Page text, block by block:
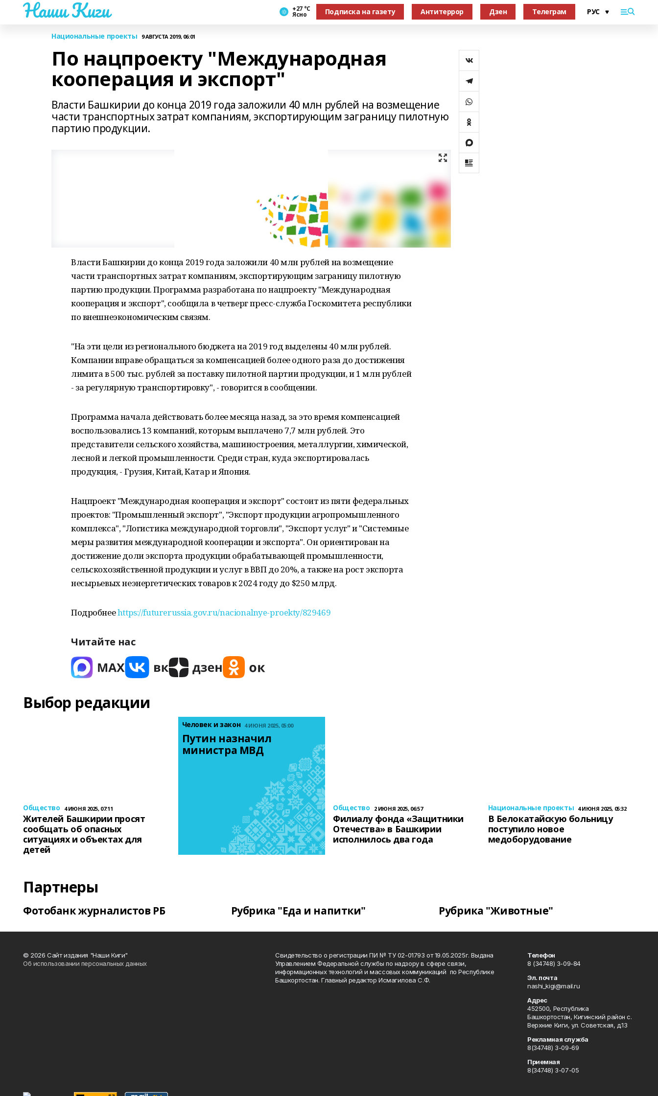
Наши Киги +27 °С
Ясно Подписка на газету Антитеррор Дзен Телеграм
Национальные проекты 9 АВГУСТА 2019, 06:01
По нацпроекту "Международная
кооперация и экспорт"
Власти Башкирии до конца 2019 года заложили 40 млн рублей на возмещение
части транспортных затрат компаниям, экспортирующим заграницу пилотную
партию продукции.
Власти Башкирии до конца 2019 года заложили 40 млн рублей на возмещение
части транспортных затрат компаниям, экспортирующим заграницу пилотную
партию продукции. Программа разработана по нацпроекту "Международная
кооперация и экспорт", сообщила в четверг пресс-служба Госкомитета республики
по внешнеэкономическим связям.
"На эти цели из регионального бюджета на 2019 год выделены 40 млн рублей.
Компании вправе обращаться за компенсацией более одного раза до достижения
лимита в 500 тыс. рублей за поставку пилотной партии продукции, и 1 млн рублей
- за регулярную транспортировку", - говорится в сообщении.
Программа начала действовать более месяца назад, за это время компенсацией
воспользовались 13 компаний, которым выплачено 7,7 млн рублей. Это
представители сельского хозяйства, машиностроения, металлургии, химической,
лесной и легкой промышленности. Среди стран, куда экспортировалась
продукция, - Грузия, Китай, Катар и Япония.
Нацпроект "Международная кооперация и экспорт" состоит из пяти федеральных
проектов: "Промышленный экспорт", "Экспорт продукции агропромышленного
комплекса", "Логистика международной торговли", "Экспорт услуг" и "Системные
меры развития международной кооперации и экспорта". Он ориентирован на
достижение доли экспорта продукции обрабатывающей промышленности,
сельскохозяйственной продукции и услуг в ВВП до 20%, а также на рост экспорта
несырьевых неэнергетических товаров к 2024 году до $250 млрд.
Подробнееhttps://futurerussia.gov.ru/nacionalnye-proekty/829469
Читайте нас
Выбор редакции
Общество 4 ИЮНЯ 2025, 07:11
Жителей Башкирии просят
сообщать об опасных
ситуациях и объектах для
детей
Человек и закон 4 ИЮНЯ 2025, 05:00
Путин назначил
министра МВД
Общество 2 ИЮНЯ 2025, 06:57
Филиалу фонда «Защитники
Отечества» в Башкирии
исполнилось два года
Национальные проекты 4 ИЮНЯ 2025, 05:32
В Белокатайскую больницу
поступило новое
медоборудование
Партнеры
Фотобанк журналистов РБ Рубрика "Еда и напитки" Рубрика "Животные"
© 2026 Сайт издания "Наши Киги"
Об использовании персональных данных
Свидетельство о регистрации ПИ № ТУ 02-01793 от 19.05.2025г. Выдана
Управлением Федеральной службы по надзору в сфере связи,
информационных технологий и массовых коммуникаций по Республике
Башкортостан. Главный редактор Исмагилова С.Ф.
Телефон
8 (34748) 3-09-84
Эл. почта
nashi_kigi@mail.ru
Адрес
452500, Республика
Башкортостан, Кигинский район с.
Верхние Киги, ул. Советская, д.13
Рекламная служба
8(34748) 3-09-69
Приемная
8(34748) 3-07-05